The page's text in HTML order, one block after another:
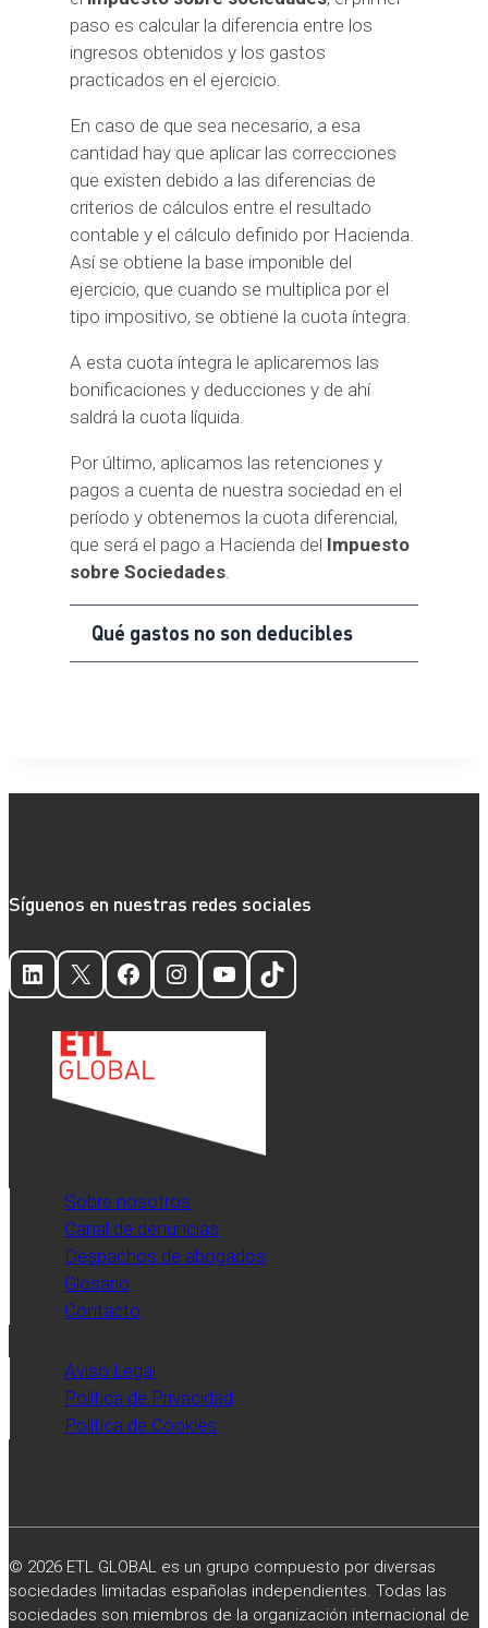
paso es calcular la diferencia entre los
ingresos obtenidos y los gastos
practicados en el ejercicio.
En caso de que sea necesario, a esa
cantidad hay que aplicar las correcciones
que existen debido a las diferencias de
criterios de cálculos entre el resultado
contable y el cálculo definido por Hacienda.
Así se obtiene la base imponible del
ejercicio, que cuando se multiplica por el
tipo impositivo, se obtiene la cuota íntegra.
A esta cuota íntegra le aplicaremos las
bonificaciones y deducciones y de ahí
saldrá la cuota líquida.
Por último, aplicamos las retenciones y
pagos a cuenta de nuestra sociedad en el
período y obtenemos la cuota diferencial,
que será el pago a Hacienda del Impuesto
sobre Sociedades.
Qué gastos no son deducibles
Síguenos en nuestras redes sociales
LinkedIn
X Facebook
Instagram
YouTube
TikTok
Sobre nosotros
Canal de denuncias
Despachos de abogados
Glosario
Contacto
Aviso Legal
Política de Privacidad
Política de Cookies
© 2026 ETL GLOBAL es un grupo compuesto por diversas
sociedades limitadas españolas independientes. Todas las
sociedades son miembros de la organización internacional de